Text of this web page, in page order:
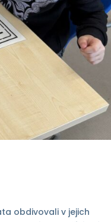
obdivovali v jejich